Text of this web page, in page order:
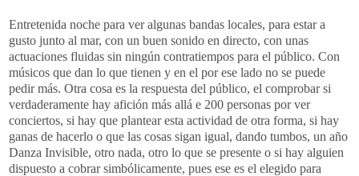
Entretenida noche para ver algunas bandas locales, para estar a
gusto junto al mar, con un buen sonido en directo, con unas
actuaciones fluidas sin ningún contratiempos para el público. Con
músicos que dan lo que tienen y en el por ese lado no se puede
pedir más. Otra cosa es la respuesta del público, el comprobar si
verdaderamente hay afición más allá e 200 personas por ver
conciertos, si hay que plantear esta actividad de otra forma, si hay
ganas de hacerlo o que las cosas sigan igual, dando tumbos, un año
Danza Invisible, otro nada, otro lo que se presente o si hay alguien
dispuesto a cobrar simbólicamente, pues ese es el elegido para